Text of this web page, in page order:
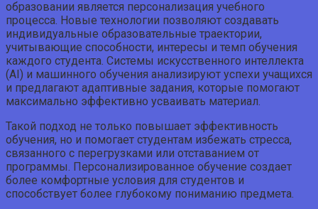
образовании является персонализация учебного
процесса. Новые технологии позволяют создавать
индивидуальные образовательные траектории,
учитывающие способности, интересы и темп обучения
каждого студента. Системы искусственного интеллекта
(AI) и машинного обучения анализируют успехи учащихся
и предлагают адаптивные задания, которые помогают
максимально эффективно усваивать материал.
Такой подход не только повышает эффективность
обучения, но и помогает студентам избежать стресса,
связанного с перегрузками или отставанием от
программы. Персонализированное обучение создает
более комфортные условия для студентов и
способствует более глубокому пониманию предмета.